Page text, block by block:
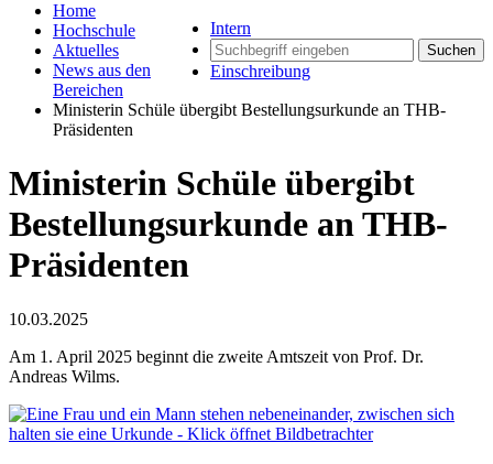
Intern
Suchen
Einschreibung
Home
Hochschule
Aktuelles
News aus den
Bereichen
Ministerin Schüle übergibt Bestellungsurkunde an THB-
Präsidenten
Ministerin Schüle übergibt
Bestellungsurkunde an THB-
Präsidenten
10.03.2025
Am 1. April 2025 beginnt die zweite Amtszeit von Prof. Dr.
Andreas Wilms.